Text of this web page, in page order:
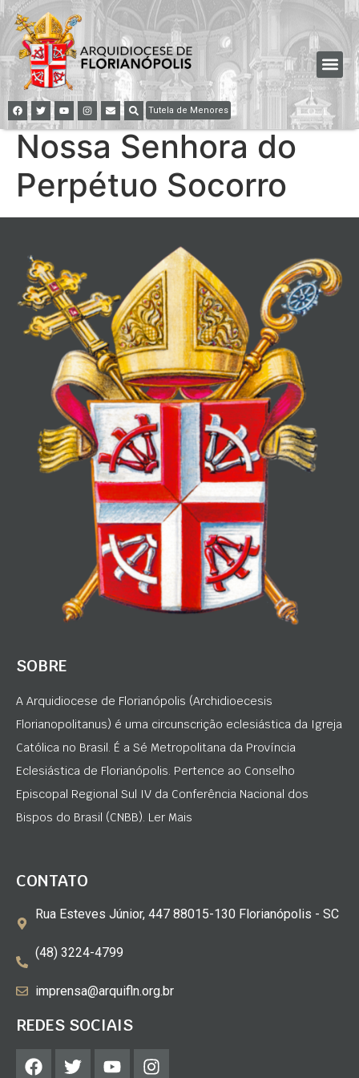
Tutela de Menores
Nossa Senhora do
Perpétuo Socorro
SOBRE
A Arquidiocese de Florianópolis (Archidioecesis
Florianopolitanus) é uma circunscrição eclesiástica da Igreja
Católica no Brasil. É a Sé Metropolitana da Província
Eclesiástica de Florianópolis. Pertence ao Conselho
Episcopal Regional Sul IV da Conferência Nacional dos
Bispos do Brasil (CNBB). Ler Mais
CONTATO
Rua Esteves Júnior, 447 88015-130 Florianópolis - SC
(48) 3224-4799
imprensa@arquifln.org.br
REDES SOCIAIS